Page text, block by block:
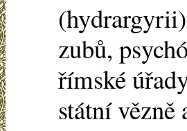
zubů,
římské
státní vězně